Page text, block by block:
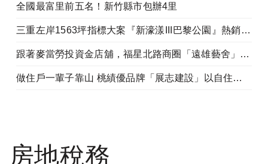
全國最富里前五名！新竹縣市包辦4里
三重左岸1563坪指標大案『新濠漾III巴黎公園』熱銷開工
跟著麥當勞投資金店舖，福星北路商圈「遠雄藝舍」金店炙手可熱
做住戶一輩子靠山 桃績優品牌「展志建設」以自住心蓋房
房地稅務